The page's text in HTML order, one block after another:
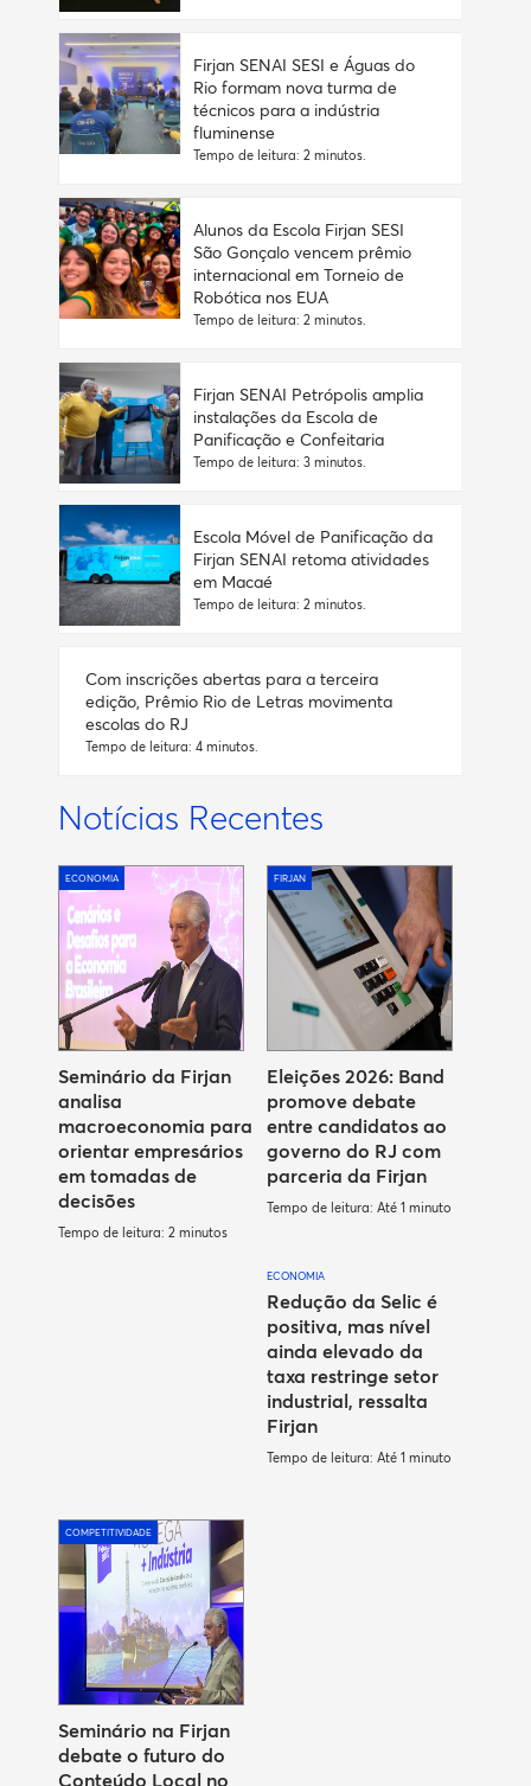
Firjan SENAI SESI e Águas do
Rio formam nova turma de
técnicos para a indústria
fluminense
Tempo de leitura: 2 minutos.
Alunos da Escola Firjan SESI
São Gonçalo vencem prêmio
internacional em Torneio de
Robótica nos EUA
Tempo de leitura: 2 minutos.
Firjan SENAI Petrópolis amplia
instalações da Escola de
Panificação e Confeitaria
Tempo de leitura: 3 minutos.
Escola Móvel de Panificação da
Firjan SENAI retoma atividades
em Macaé
Tempo de leitura: 2 minutos.
Com inscrições abertas para a terceira
edição, Prêmio Rio de Letras movimenta
escolas do RJ
Tempo de leitura: 4 minutos.
Notícias Recentes
ECONOMIA
Seminário da Firjan
analisa
macroeconomia para
orientar empresários
em tomadas de
decisões
Tempo de leitura: 2 minutos
FIRJAN
Eleições 2026: Band
promove debate
entre candidatos ao
governo do RJ com
parceria da Firjan
Tempo de leitura: Até 1 minuto
ECONOMIA
Redução da Selic é
positiva, mas nível
ainda elevado da
taxa restringe setor
industrial, ressalta
Firjan
Tempo de leitura: Até 1 minuto
COMPETITIVIDADE
Seminário na Firjan
debate o futuro do
Conteúdo Local no